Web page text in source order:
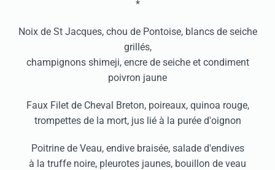
*
Noix de St Jacques, chou de Pontoise, blancs de seiche
grillés,
champignons shimeji, encre de seiche et condiment
poivron jaune
Faux Filet de Cheval Breton, poireaux, quinoa rouge,
trompettes de la mort, jus lié à la purée d'oignon
Poitrine de Veau, endive braisée, salade d'endives
à la truffe noire, pleurotes jaunes, bouillon de veau